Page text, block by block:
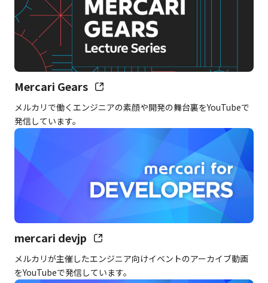
Mercari Gears
メルカリで働くエンジニアの素顔や開発の舞台裏をYouTubeで
発信しています。
mercari devjp
メルカリが主催したエンジニア向けイベントのアーカイブ動画
をYouTubeで発信しています。